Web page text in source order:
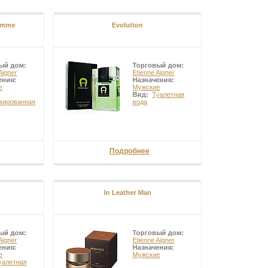
дом:
Evolution
Торговый дом:
Etienne Aigner
Назначения:
Мужские
Вид: Туалетная
вода
Подробнее
дом:
In Leather Man
Торговый дом:
Etienne Aigner
Назначения:
Мужские